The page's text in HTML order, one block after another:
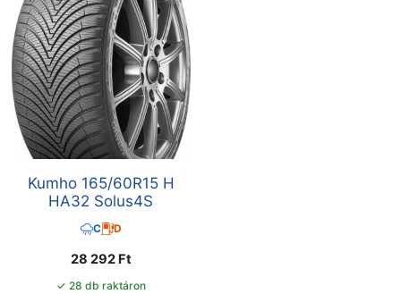
Kumho 165/60R15 H
HA32 Solus4S
C D
28 292 Ft
✓ 28 db raktáron